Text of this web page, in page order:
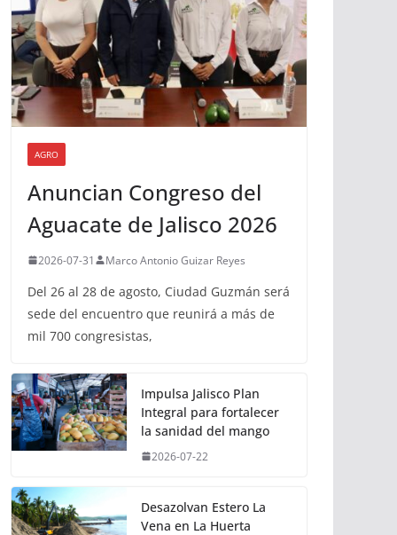
AGRO
Anuncian Congreso del
Aguacate de Jalisco 2026
2026-07-31 Marco Antonio Guizar Reyes
Del 26 al 28 de agosto, Ciudad Guzmán será
sede del encuentro que reunirá a más de
mil 700 congresistas,
Impulsa Jalisco Plan
Integral para fortalecer
la sanidad del mango
2026-07-22
Desazolvan Estero La
Vena en La Huerta